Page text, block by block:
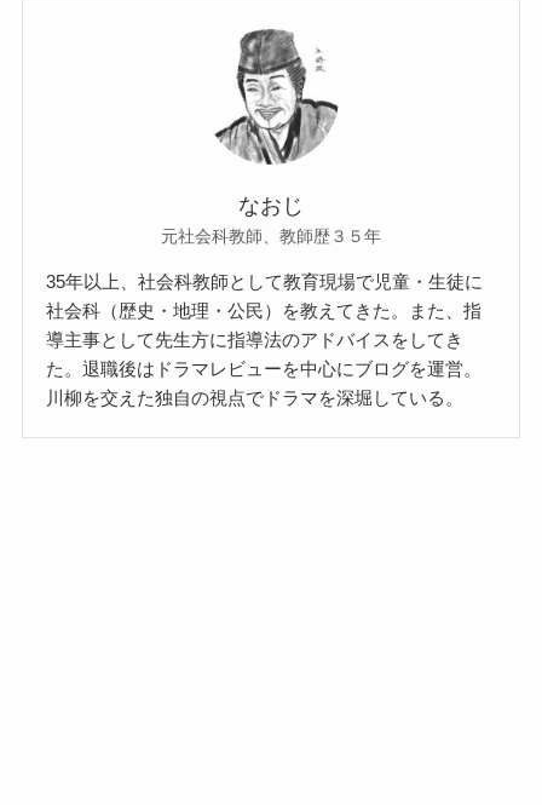
なおじ
元社会科教師、教師歴３５年
35年以上、社会科教師として教育現場で児童・生徒に
社会科（歴史・地理・公民）を教えてきた。また、指
導主事として先生方に指導法のアドバイスをしてき
た。退職後はドラマレビューを中心にブログを運営。
川柳を交えた独自の視点でドラマを深堀している。